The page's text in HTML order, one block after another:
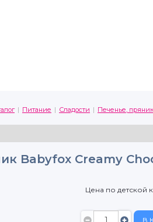
Питание Сладости Печенье,
Babyfox Creamy
Цена по детской
В